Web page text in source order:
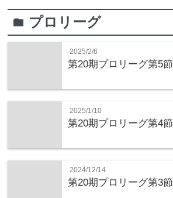
folder プロリーグ
2025/2/6
第20期プロリーグ第5
2025/1/10
第20期プロリーグ第4
2024/12/14
第20期プロリーグ第3